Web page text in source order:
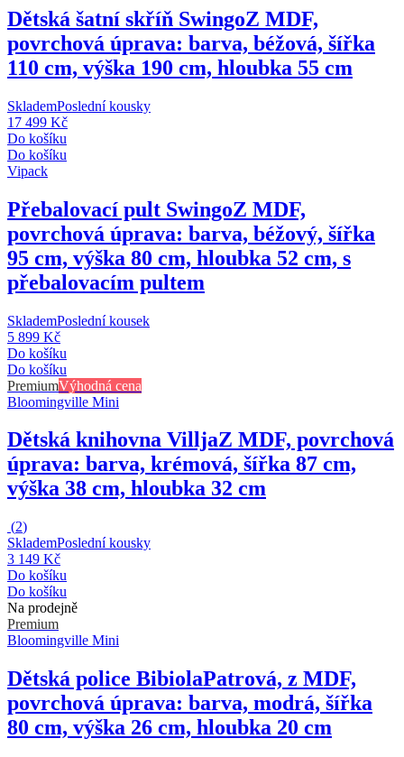
Dětská šatní skříň SwingoZ MDF,
povrchová úprava: barva, béžová, šířka
110 cm, výška 190 cm, hloubka 55 cm
SklademPoslední kousky
17 499 Kč
Do košíku
Do košíku
Vipack
Přebalovací pult SwingoZ MDF,
povrchová úprava: barva, béžový, šířka
95 cm, výška 80 cm, hloubka 52 cm, s
přebalovacím pultem
SklademPoslední kousek
5 899 Kč
Do košíku
Do košíku
PremiumVýhodná cena
Bloomingville Mini
Dětská knihovna VilljaZ MDF, povrchová
úprava: barva, krémová, šířka 87 cm,
výška 38 cm, hloubka 32 cm
(2)
SklademPoslední kousky
3 149 Kč
Do košíku
Do košíku
Na prodejně
Premium
Bloomingville Mini
Dětská police BibiolaPatrová, z MDF,
povrchová úprava: barva, modrá, šířka
80 cm, výška 26 cm, hloubka 20 cm